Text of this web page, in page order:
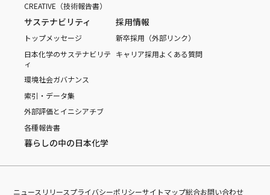
CREATIVE（技術報告書）
サステナビリティ
トップメッセージ
日本化学のサステナビリテ
ィ
環境社会ガバナンス
索引・データ集
外部評価とイニシアチブ
各種報告書
採用情報
新卒採用（外部リンク）
キャリア採用よくある質問
暮らしの中の日本化学
ニュースリリースプライバシーポリシーサイトマップ総合お問い合わせ